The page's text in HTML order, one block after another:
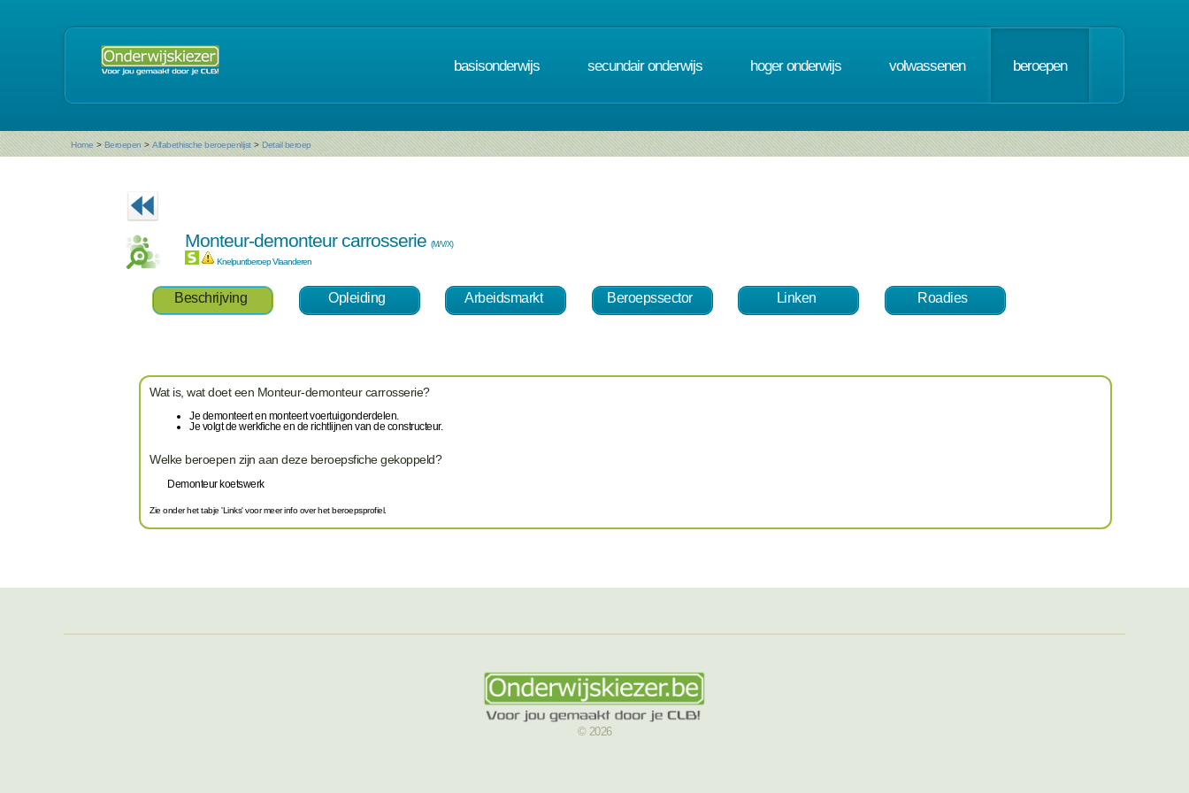
basisonderwijs secundair onderwijs hoger onderwijs volwassenen beroepen
Home > Beroepen > Alfabethische beroepenlijst > Detail beroep
Monteur-demonteur carrosserie (M/V/X)
Knelpuntberoep Vlaanderen
Beschrijving Opleiding Arbeidsmarkt Beroepssector Linken Roadies
Wat is, wat doet een Monteur-demonteur carrosserie?
Je demonteert en monteert voertuigonderdelen.
Je volgt de werkfiche en de richtlijnen van de constructeur.
Welke beroepen zijn aan deze beroepsfiche gekoppeld?
Demonteur koetswerk
Zie onder het tabje 'Links' voor meer info over het beroepsprofiel.
© 2026